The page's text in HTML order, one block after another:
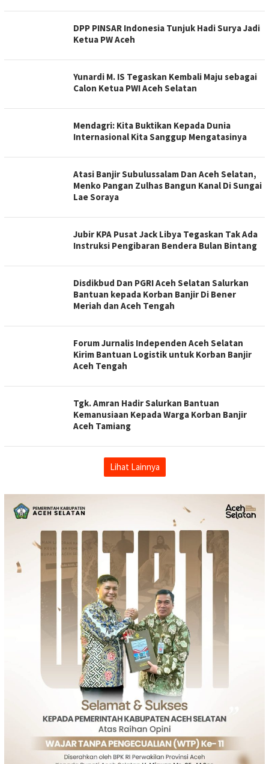
DPP PINSAR Indonesia Tunjuk Hadi Surya Jadi
Ketua PW Aceh
Yunardi M. IS Tegaskan Kembali Maju sebagai
Calon Ketua PWI Aceh Selatan
Mendagri: Kita Buktikan Kepada Dunia
Internasional Kita Sanggup Mengatasinya
Atasi Banjir Subulussalam Dan Aceh Selatan,
Menko Pangan Zulhas Bangun Kanal Di Sungai
Lae Soraya
Jubir KPA Pusat Jack Libya Tegaskan Tak Ada
Instruksi Pengibaran Bendera Bulan Bintang
Disdikbud Dan PGRI Aceh Selatan Salurkan
Bantuan kepada Korban Banjir Di Bener
Meriah dan Aceh Tengah
Forum Jurnalis Independen Aceh Selatan
Kirim Bantuan Logistik untuk Korban Banjir
Aceh Tengah
Tgk. Amran Hadir Salurkan Bantuan
Kemanusiaan Kepada Warga Korban Banjir
Aceh Tamiang
Lihat Lainnya